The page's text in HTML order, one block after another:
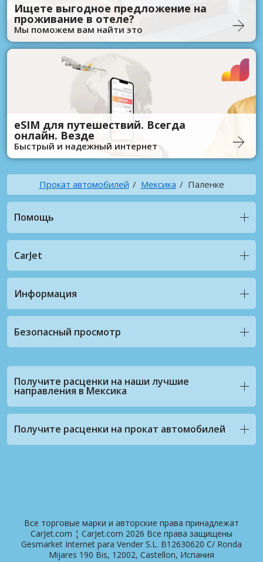
Ищете выгодное предложение на
проживание в отеле?
Мы поможем вам найти это
eSIM для путешествий. Всегда
онлайн. Везде
Быстрый и надежный интернет
Прокат автомобилей Мексика Паленке
Помощь
CarJet
Информация
Безопасный просмотр
Получите расценки на наши лучшие
направления в Мексика
Получите расценки на прокат автомобилей
Все торговые марки и авторские права принадлежат
CarJet.com ¦ CarJet.com 2026 Все права защищены
Gesmarket Internet para Vender S.L. B12630620 C/ Ronda
Mijares 190 Bis, 12002, Castellon, Испания